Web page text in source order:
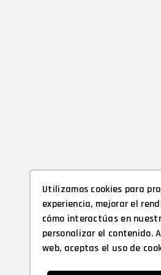
Utilizamos cookies para
experiencia, mejorar el
cómo interactúas en
personalizar el contenido.
web, aceptas el uso de